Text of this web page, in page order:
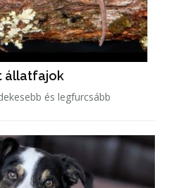
állatfajok
és legfurcsább